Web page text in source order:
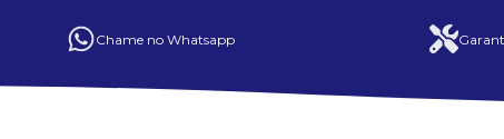
Chame no Whatsapp